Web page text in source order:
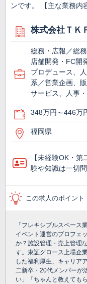
ンです。 【主な業務内
株式会社ＴＫ
総務・広報／総
店舗開発・FC開
プロデュース、
系／営業企画、
サービス、人事
348万円～446万
福岡県
【未経験OK・
験や知識は一切
この求人のポイント
「フレキシブルスペース
イベント運営のプロフェ
か？施設管理・売上管理
す。東証グロース上場企
した福利厚生、キャリア
二新卒・20代メンバーが
い」「ちゃんと教えても